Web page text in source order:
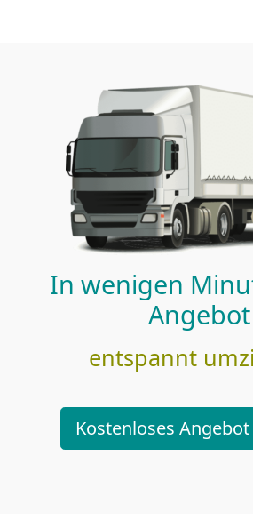
In wenigen
Angebot
entspannt
Kostenloses